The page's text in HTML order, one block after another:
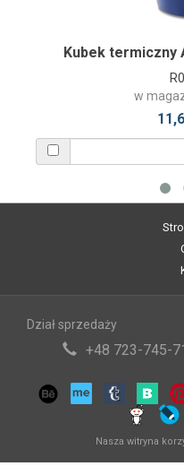
Kubek termiczny
w
Dział sprzedaży
+48 723-745-
Nasza witryna